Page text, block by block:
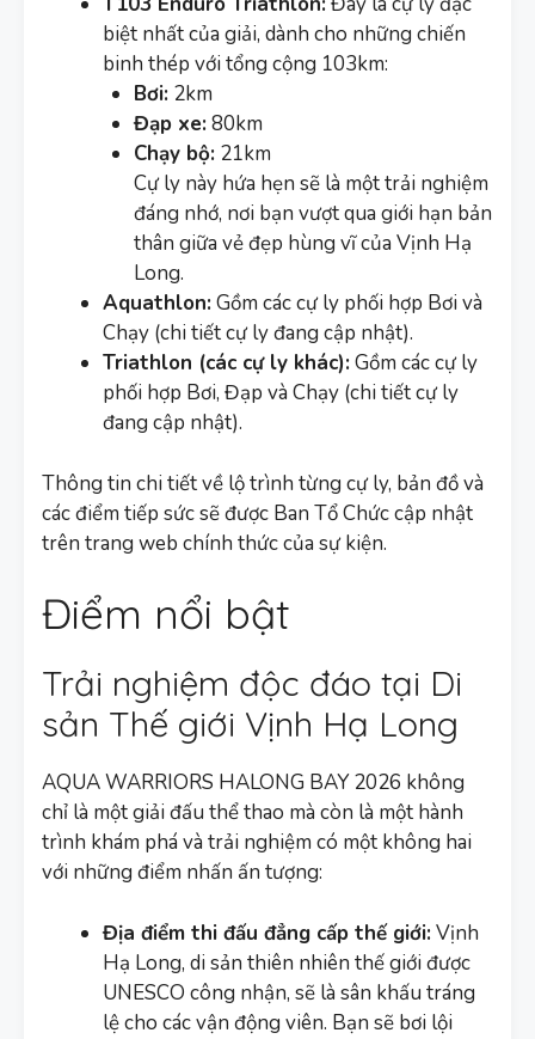
biệt nhất của giải, dành cho những chiến
binh thép với tổng cộng 103km:
Bơi:2km
Đạp xe:80km
Chạy bộ:21km
Cự ly này hứa hẹn sẽ là một trải nghiệm
đáng nhớ, nơi bạn vượt qua giới hạn bản
thân giữa vẻ đẹp hùng vĩ của Vịnh Hạ
Long.
Aquathlon:Gồm các cự ly phối hợp Bơi và
Chạy (chi tiết cự ly đang cập nhật).
Triathlon (các cự ly khác):Gồm các cự ly
phối hợp Bơi, Đạp và Chạy (chi tiết cự ly
đang cập nhật).
Thông tin chi tiết về lộ trình từng cự ly, bản đồ và
các điểm tiếp sức sẽ được Ban Tổ Chức cập nhật
trên trang web chính thức của sự kiện.
Điểm nổi bật
Trải nghiệm độc đáo tại Di
sản Thế giới Vịnh Hạ Long
AQUA WARRIORS HALONG BAY 2026 không
chỉ là một giải đấu thể thao mà còn là một hành
trình khám phá và trải nghiệm có một không hai
với những điểm nhấn ấn tượng:
Địa điểm thi đấu đẳng cấp thế giới:Vịnh
Hạ Long, di sản thiên nhiên thế giới được
UNESCO công nhận, sẽ là sân khấu tráng
lệ cho các vận động viên. Bạn sẽ bơi lội